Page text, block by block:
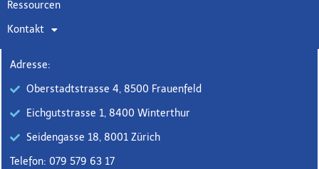
Ressourcen
Kontakt
Adresse:
Oberstadtstrasse 4, 8500 Frauenfeld
Eichgutstrasse 1, 8400 Winterthur
Seidengasse 18, 8001 Zürich
Telefon: 079 579 63 17